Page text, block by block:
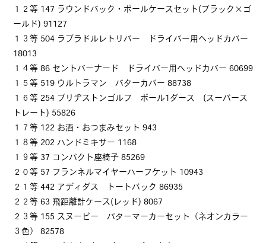
１２等 147 ラウンドバック・ボールケースセット(ブラック×ゴ
ールド) 91127
１３等 504 ラブラドルレトリバー ドライバー用ヘッドカバー
18013
１４等 86 セントバーナード ドライバー用ヘッドカバー 60699
１５等 519 ウルトラマン パターカバー 88738
１６等 254 ブリヂストンゴルフ ボール1ダース (スーパース
トレート) 55826
１７等 122 お酒・おつまみセット 943
１８等 202 ハンドミキサー 1168
１９等 37 コンパクト座椅子 85269
２０等 57 フランネルマイヤーハーフケット 10943
２１等 442 アディダス トートバック 86935
２２等 63 飛距離計ケース(レッド) 8067
２３等 155 スヌーピー パターマーカーセット（ネオンカラー
３色） 82578